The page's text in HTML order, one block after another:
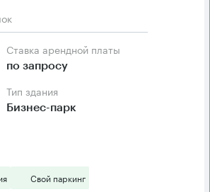
Ставка арендной платы
по запросу
Тип здания
Бизнес-парк
Свой паркинг